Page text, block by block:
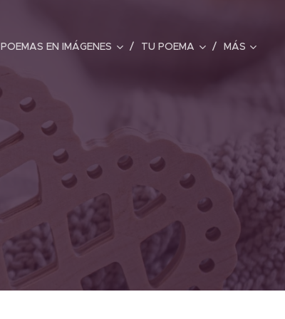
POEMAS EN IMÁGENES TU POEMA MÁS